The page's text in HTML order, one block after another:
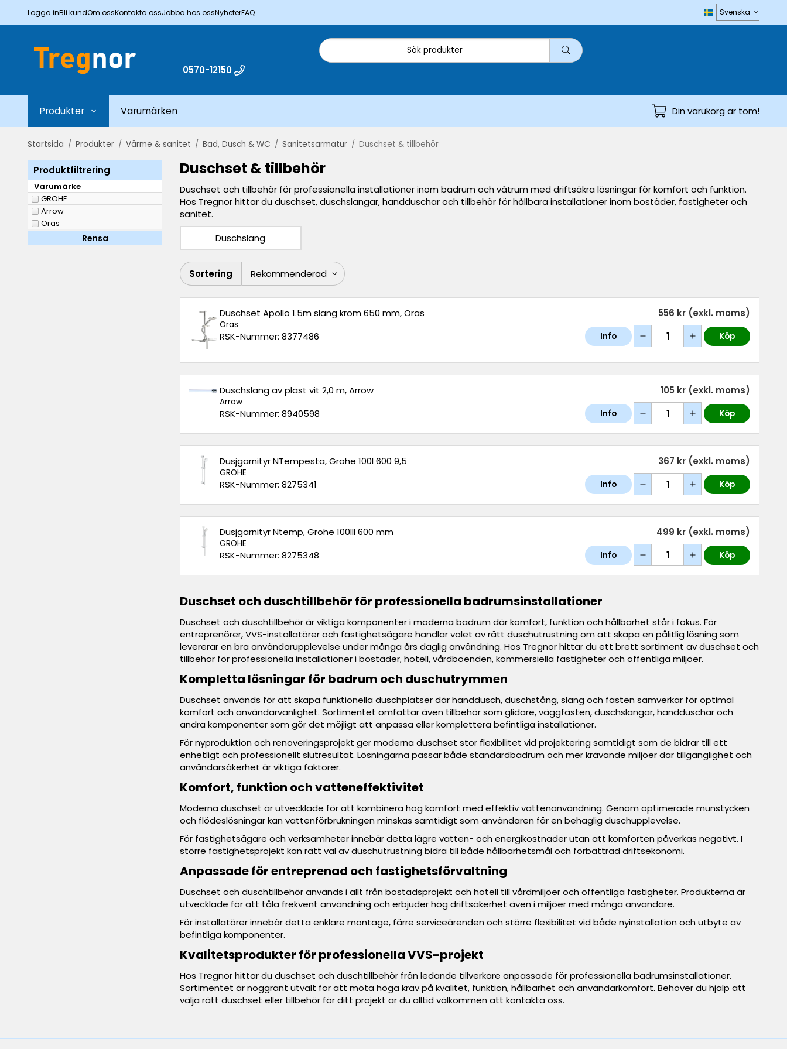
Logga inBli kundOm ossKontakta ossJobba hos ossNyheterFAQ
0570-12150
Produkter Varumärken Din varukorg är tom!
Startsida / Produkter / Värme & sanitet / Bad, Dusch & WC / Sanitetsarmatur / Duschset & tillbehör
Produktfiltrering
Varumärke
GROHE
Arrow
Oras
Rensa
Duschset & tillbehör
Duschset och tillbehör för professionella installationer inom badrum och våtrum med driftsäkra lösningar för komfort och funktion.
Hos Tregnor hittar du duschset, duschslangar, handduschar och tillbehör för hållbara installationer inom bostäder, fastigheter och
sanitet.
Duschslang
Sortering
Duschset Apollo 1.5m slang krom 650 mm, Oras
Oras
RSK-Nummer: 8377486
556 kr (exkl. moms)
Info Köp
Duschslang av plast vit 2,0 m, Arrow
Arrow
RSK-Nummer: 8940598
105 kr (exkl. moms)
Info Köp
Dusjgarnityr NTempesta, Grohe 100I 600 9,5
GROHE
RSK-Nummer: 8275341
367 kr (exkl. moms)
Info Köp
Dusjgarnityr Ntemp, Grohe 100III 600 mm
GROHE
RSK-Nummer: 8275348
499 kr (exkl. moms)
Info Köp
Duschset och duschtillbehör för professionella badrumsinstallationer
Duschset och duschtillbehör är viktiga komponenter i moderna badrum där komfort, funktion och hållbarhet står i fokus. För
entreprenörer, VVS-installatörer och fastighetsägare handlar valet av rätt duschutrustning om att skapa en pålitlig lösning som
levererar en bra användarupplevelse under många års daglig användning. Hos Tregnor hittar du ett brett sortiment av duschset och
tillbehör för professionella installationer i bostäder, hotell, vårdboenden, kommersiella fastigheter och offentliga miljöer.
Kompletta lösningar för badrum och duschutrymmen
Duschset används för att skapa funktionella duschplatser där handdusch, duschstång, slang och fästen samverkar för optimal
komfort och användarvänlighet. Sortimentet omfattar även tillbehör som glidare, väggfästen, duschslangar, handduschar och
andra komponenter som gör det möjligt att anpassa eller komplettera befintliga installationer.
För nyproduktion och renoveringsprojekt ger moderna duschset stor flexibilitet vid projektering samtidigt som de bidrar till ett
enhetligt och professionellt slutresultat. Lösningarna passar både standardbadrum och mer krävande miljöer där tillgänglighet och
användarsäkerhet är viktiga faktorer.
Komfort, funktion och vatteneffektivitet
Moderna duschset är utvecklade för att kombinera hög komfort med effektiv vattenanvändning. Genom optimerade munstycken
och flödeslösningar kan vattenförbrukningen minskas samtidigt som användaren får en behaglig duschupplevelse.
För fastighetsägare och verksamheter innebär detta lägre vatten- och energikostnader utan att komforten påverkas negativt. I
större fastighetsprojekt kan rätt val av duschutrustning bidra till både hållbarhetsmål och förbättrad driftsekonomi.
Anpassade för entreprenad och fastighetsförvaltning
Duschset och duschtillbehör används i allt från bostadsprojekt och hotell till vårdmiljöer och offentliga fastigheter. Produkterna är
utvecklade för att tåla frekvent användning och erbjuder hög driftsäkerhet även i miljöer med många användare.
För installatörer innebär detta enklare montage, färre serviceärenden och större flexibilitet vid både nyinstallation och utbyte av
befintliga komponenter.
Kvalitetsprodukter för professionella VVS-projekt
Hos Tregnor hittar du duschset och duschtillbehör från ledande tillverkare anpassade för professionella badrumsinstallationer.
Sortimentet är noggrant utvalt för att möta höga krav på kvalitet, funktion, hållbarhet och användarkomfort. Behöver du hjälp att
välja rätt duschset eller tillbehör för ditt projekt är du alltid välkommen att kontakta oss.